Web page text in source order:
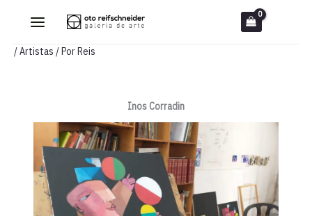
/Artistas / PorReis
Inos Corradin